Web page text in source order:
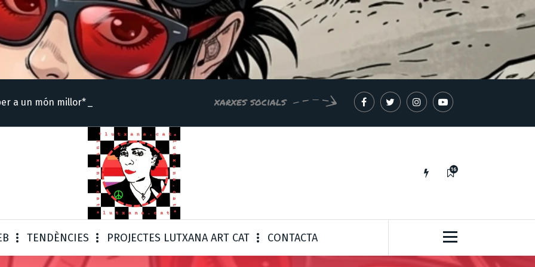
a un mó xarxes socials
IDEES PER A UN MÓN MILLOR*
16
TENDÈNCIES PROJECTES LUTXANA ART CAT CONTACTA